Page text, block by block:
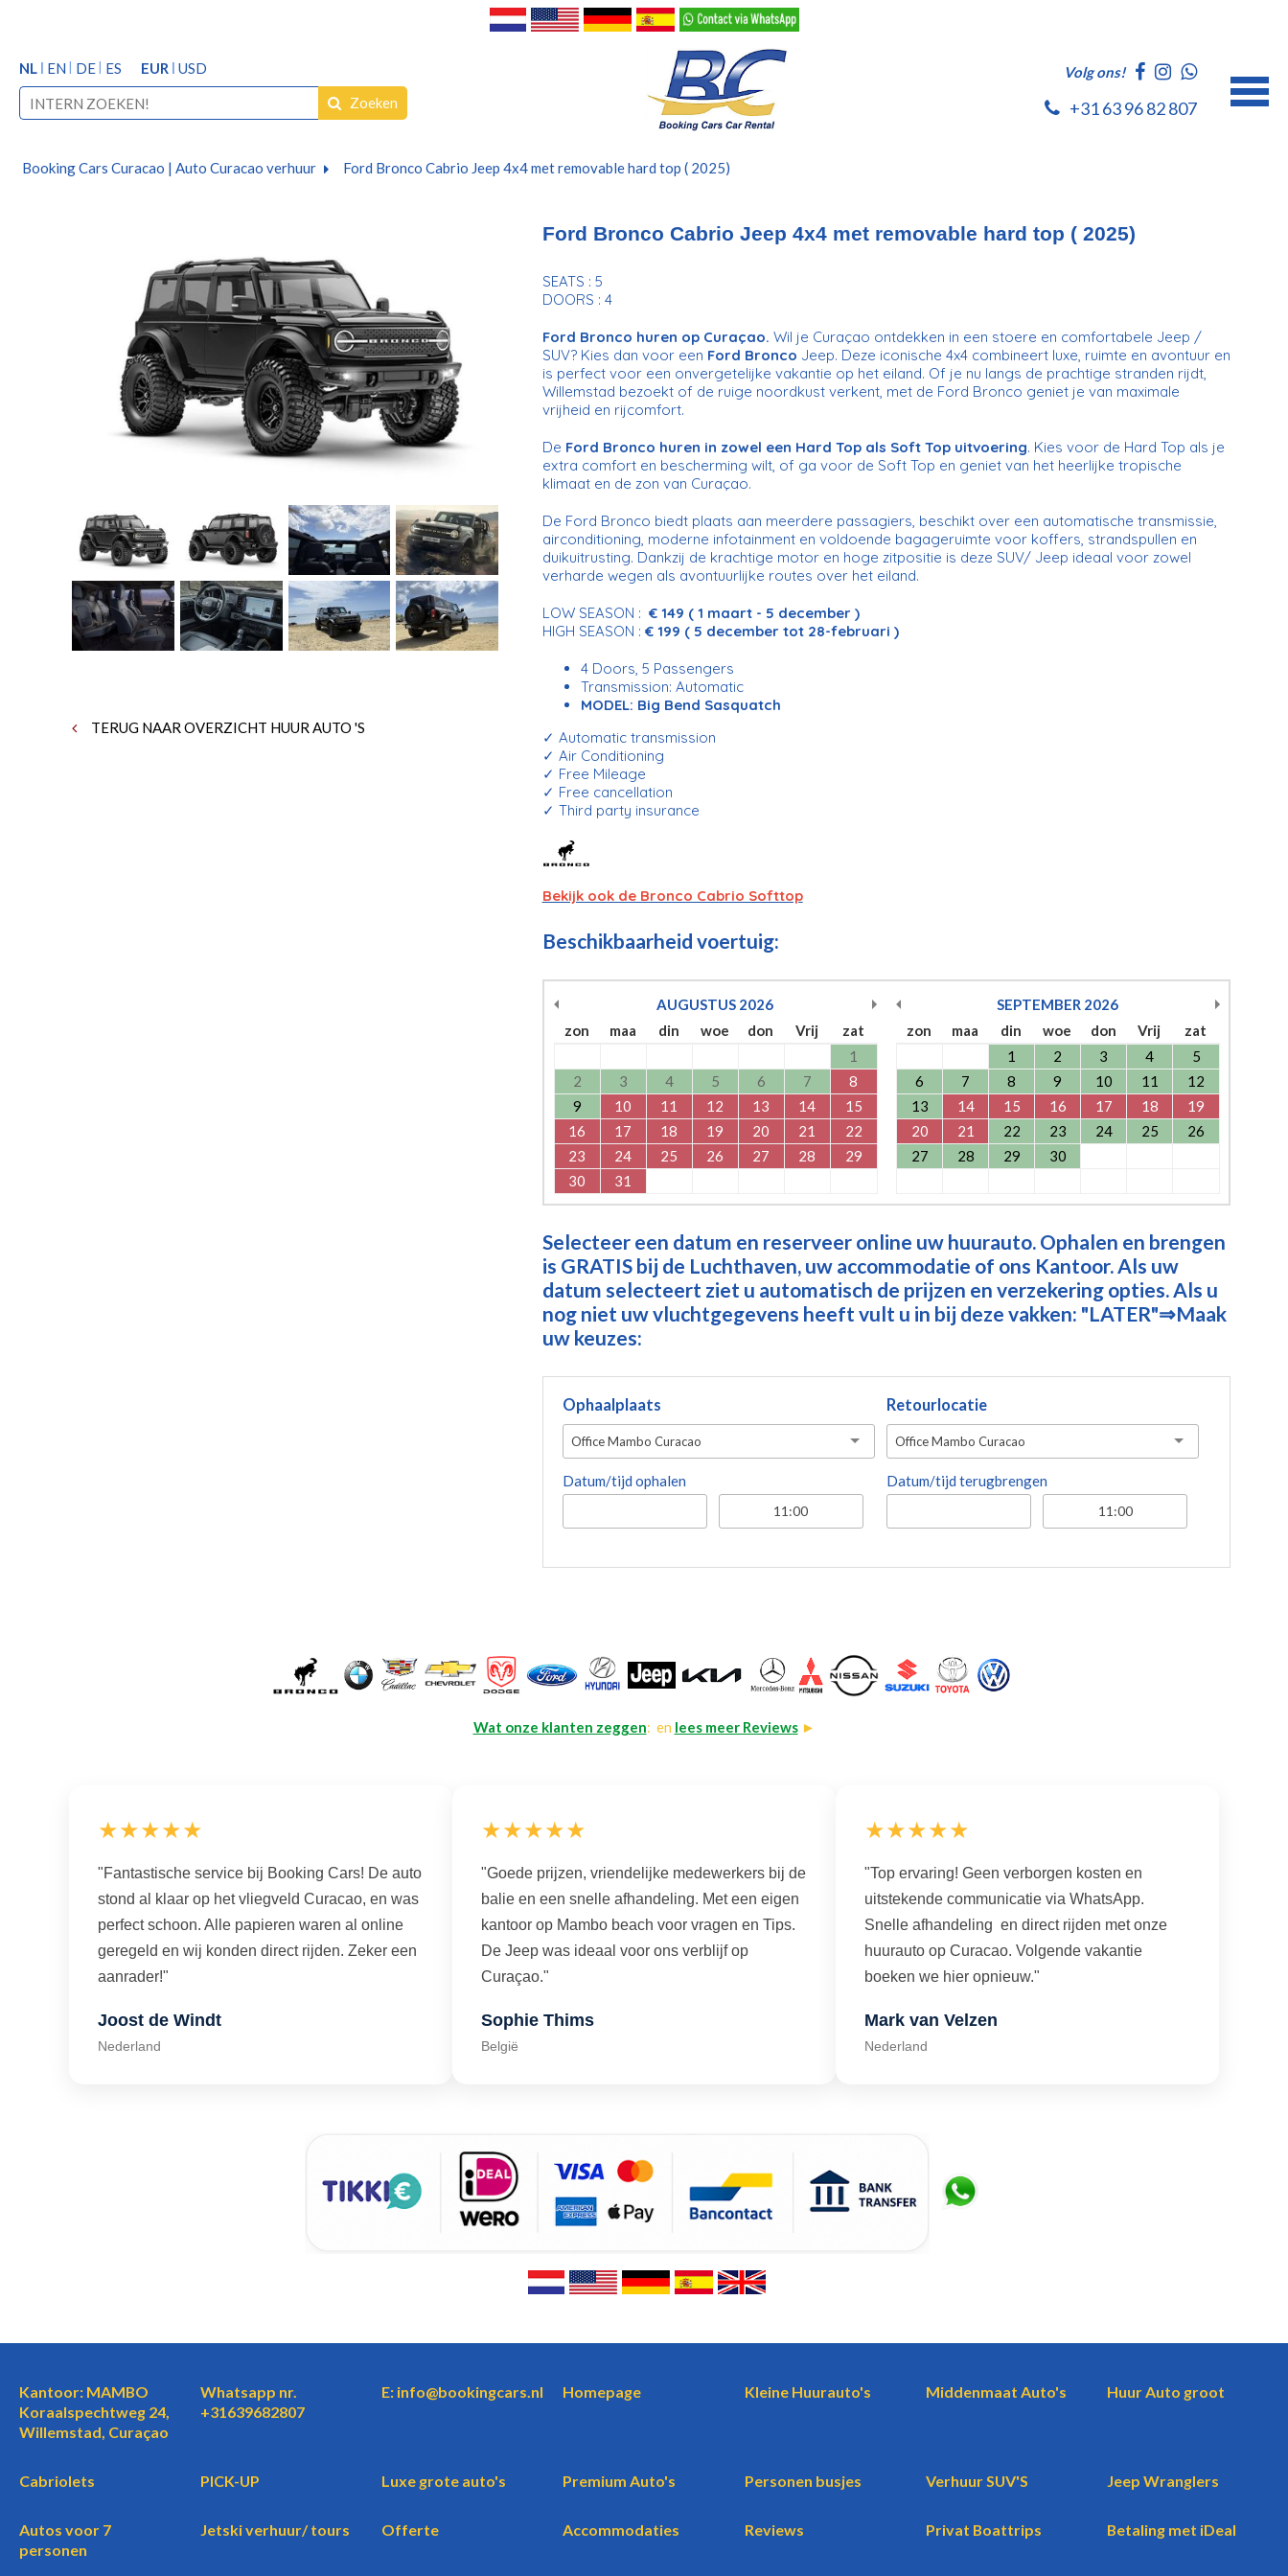
NL EN DE ES EUR USD
Zoeken
Volg ons!
+31 63 96 82 807
Booking Cars Curacao | Auto Curacao verhuur Ford Bronco Cabrio Jeep 4x4 met removable hard top ( 2025)
TERUG NAAR OVERZICHT HUUR AUTO 'S
Ford Bronco Cabrio Jeep 4x4 met removable hard top ( 2025)
SEATS : 5
DOORS : 4
Ford Bronco huren op Curaçao. Wil je Curaçao ontdekken in een stoere en comfortabele Jeep /
SUV? Kies dan voor een Ford Bronco Jeep. Deze iconische 4x4 combineert luxe, ruimte en avontuur en
is perfect voor een onvergetelijke vakantie op het eiland. Of je nu langs de prachtige stranden rijdt,
Willemstad bezoekt of de ruige noordkust verkent, met de Ford Bronco geniet je van maximale
vrijheid en rijcomfort.
De Ford Bronco huren in zowel een Hard Top als Soft Top uitvoering. Kies voor de Hard Top als je
extra comfort en bescherming wilt, of ga voor de Soft Top en geniet van het heerlijke tropische
klimaat en de zon van Curaçao.
De Ford Bronco biedt plaats aan meerdere passagiers, beschikt over een automatische transmissie,
airconditioning, moderne infotainment en voldoende bagageruimte voor koffers, strandspullen en
duikuitrusting. Dankzij de krachtige motor en hoge zitpositie is deze SUV/ Jeep ideaal voor zowel
verharde wegen als avontuurlijke routes over het eiland.
LOW SEASON : € 149 ( 1 maart - 5 december )
HIGH SEASON : € 199 ( 5 december tot 28-februari )
4 Doors, 5 Passengers
Transmission: Automatic
MODEL: Big Bend Sasquatch
✓ Automatic transmission
✓ Air Conditioning
✓ Free Mileage
✓ Free cancellation
✓ Third party insurance
Bekijk ook de Bronco Cabrio Softtop
Beschikbaarheid voertuig:
AUGUSTUS 2026
zon
maa din woe don Vrij
zat
1
2
3 4 5 6 7
8
9
10 11 12 13 14
15
16
17 18 19 20 21
22
23
24 25 26 27 28
29
30
31
SEPTEMBER 2026
zon
maa din woe don Vrij
zat
1
2 3 4
5
6
7 8 9 10 11
12
13
14 15 16 17 18
19
20
21 22 23 24 25
26
27
28 29 30
Selecteer een datum en reserveer online uw huurauto. Ophalen en brengen
is GRATIS bij de Luchthaven, uw accommodatie of ons Kantoor. Als uw
datum selecteert ziet u automatisch de prijzen en verzekering opties. Als u
nog niet uw vluchtgegevens heeft vult u in bij deze vakken: "LATER"⇒Maak
uw keuzes:
Ophaalplaats
Office Mambo Curacao
Datum/tijd ophalen
Retourlocatie
Office Mambo Curacao
Datum/tijd terugbrengen
Wat onze klanten zeggen: en lees meer Reviews►
★★★★★
"Fantastische service bij Booking Cars! De auto
stond al klaar op het vliegveld Curacao, en was
perfect schoon. Alle papieren waren al online
geregeld en wij konden direct rijden. Zeker een
aanrader!"
Joost de Windt
Nederland
★★★★★
"Goede prijzen, vriendelijke medewerkers bij de
balie en een snelle afhandeling. Met een eigen
kantoor op Mambo beach voor vragen en Tips.
De Jeep was ideaal voor ons verblijf op
Curaçao."
Sophie Thims
België
★★★★★
"Top ervaring! Geen verborgen kosten en
uitstekende communicatie via WhatsApp.
Snelle afhandeling en direct rijden met onze
huurauto op Curacao. Volgende vakantie
boeken we hier opnieuw."
Mark van Velzen
Nederland
Kantoor: MAMBO
Koraalspechtweg 24,
Willemstad, Curaçao
Whatsapp nr.
+31639682807
E: info@bookingcars.nl Homepage Kleine Huurauto's Middenmaat Auto's Huur Auto groot
Cabriolets PICK-UP Luxe grote auto's Premium Auto's Personen busjes Verhuur SUV'S Jeep Wranglers
Autos voor 7
personen
Jetski verhuur/ tours Offerte Accommodaties Reviews Privat Boattrips Betaling met iDeal